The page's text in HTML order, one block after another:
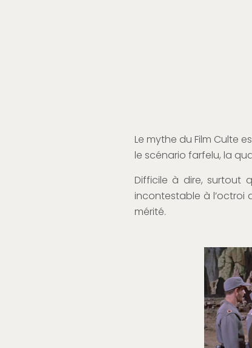
Le mythe du Film Culte
le scénario farfelu, la
Difficile à dire, surtout
incontestable à l’octroi
mérité.